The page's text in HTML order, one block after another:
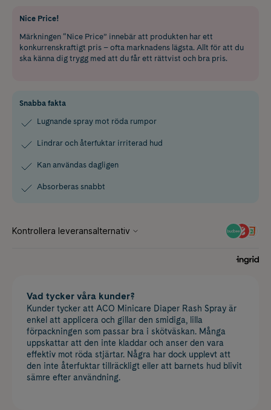
Nice Price!
Märkningen “Nice Price” innebär att produkten har ett
konkurrenskraftigt pris – ofta marknadens lägsta. Allt för att du
ska känna dig trygg med att du får ett rättvist och bra pris.
Snabba fakta
Lugnande spray mot röda rumpor
Lindrar och återfuktar irriterad hud
Kan användas dagligen
Absorberas snabbt
Vad tycker våra kunder?
Kunder tycker att ACO Minicare Diaper Rash Spray är
enkel att applicera och gillar den smidiga, lilla
förpackningen som passar bra i skötväskan. Många
uppskattar att den inte kladdar och anser den vara
effektiv mot röda stjärtar. Några har dock upplevt att
den inte återfuktar tillräckligt eller att barnets hud blivit
sämre efter användning.